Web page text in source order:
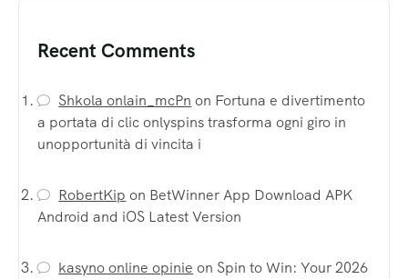
Recent Comments
Shkola onlain_mcPn on Fortuna e divertimento
a portata di clic onlyspins trasforma ogni giro in
unopportunità di vincita i
RobertKip on BetWinner App Download APK
Android and iOS Latest Version
kasyno online opinie on Spin to Win: Your 2026